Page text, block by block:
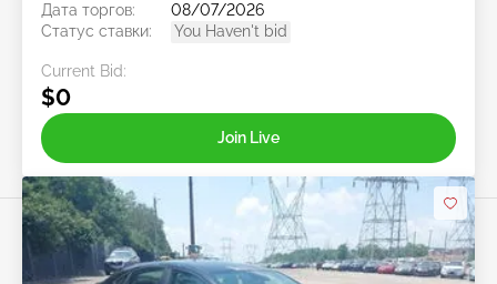
Дата торгов:
08/07/2026
Статус ставки:
You Haven't bid
Current Bid:
$0
Join Live